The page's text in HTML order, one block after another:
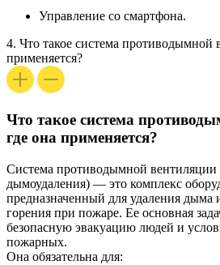
Управление со смартфона.
4. Что такое система противодымной
применяется?
Что такое система
где она применяется?
Система противодымной вентиляции
дымоудаления) — это комплекс
предназначенный для удаления дыма
горения при пожаре. Ее основная
безопасную эвакуацию людей и
пожарных.
Она обязательна для: